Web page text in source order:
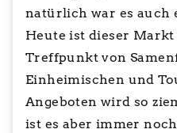
natürlich war es auch
Heute ist dieser
Treffpunkt von
Einheimischen und
Angeboten wird so
ist es aber immer